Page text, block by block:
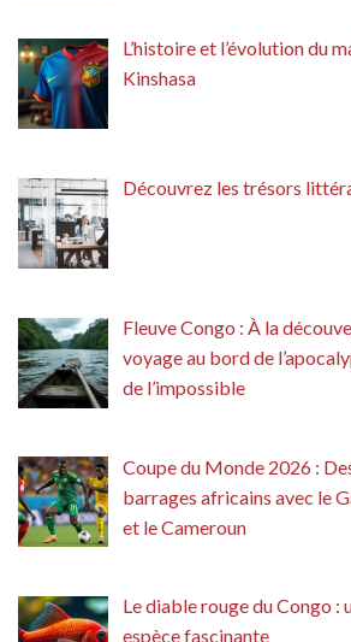
L’histoire et l’évolution du
Kinshasa
Découvrez les trésors
Fleuve Congo : À la
voyage au bord de
de l’impossible
Coupe du Monde 2026 :
barrages africains avec le
et le Cameroun
Le diable rouge du Congo :
espèce fascinante